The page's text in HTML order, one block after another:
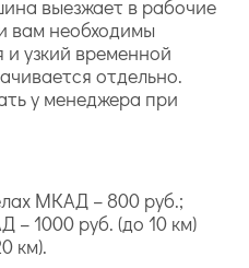
выезжает в рабочие
вам необходимы
узкий временной
отдельно.
у менеджера при
МКАД – 800 руб.;
– 1000 руб. (до 10 км)
км).